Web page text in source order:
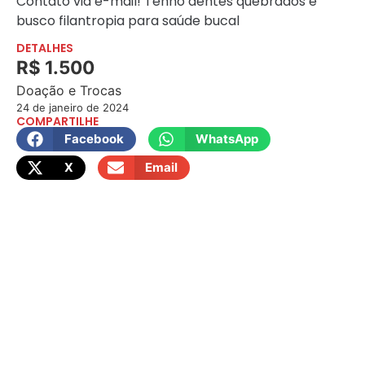
busco filantropia para saúde bucal
DETALHES
R$ 1.500
Doação e Trocas
24 de janeiro de 2024
COMPARTILHE
Facebook
WhatsApp
X
Email